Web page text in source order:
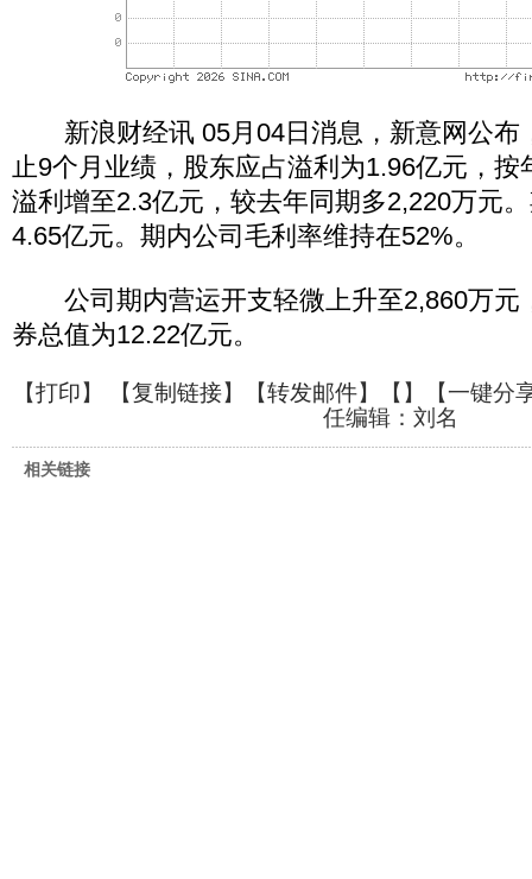
新浪财经讯 05月04日消息，新意网公布
止9个月业绩，股东应占溢利为1.96亿元，按
溢利增至2.3亿元，较去年同期多2,220万元
4.65亿元。期内公司毛利率维持在52%。
公司期内营运开支轻微上升至2,860万元
券总值为12.22亿元。
【打印】 【复制链接】【转发邮件】【 】
【一键分
任编辑：刘名
相关链接